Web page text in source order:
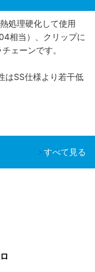
処理硬化して使用
相当）、クリップに
ェーンです。
はSS仕様より若干低
化や強力伝動を行う
すべて見る